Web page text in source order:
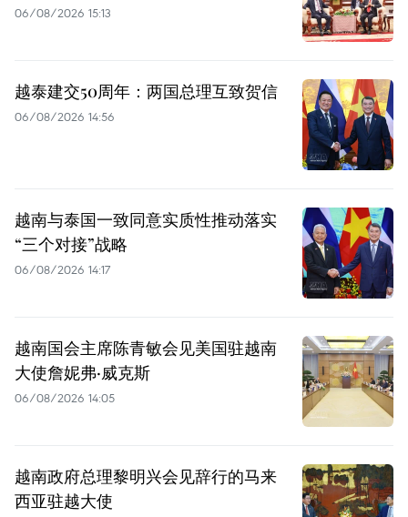
06/08/2026 15:13
越泰建交50周年：两国总理互致贺信
06/08/2026 14:56
越南与泰国一致同意实质性推动落实
“三个对接”战略
06/08/2026 14:17
越南国会主席陈青敏会见美国驻越南
大使詹妮弗·威克斯
06/08/2026 14:05
越南政府总理黎明兴会见辞行的马来
西亚驻越大使